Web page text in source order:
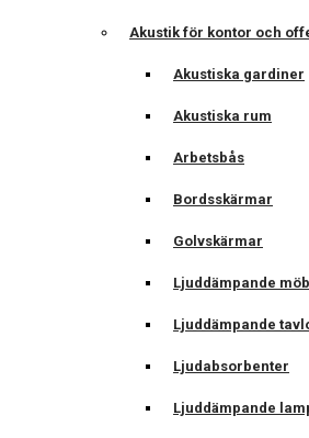
Akustik för kontor och
Akustiska gardiner
Akustiska rum
Arbetsbås
Bordsskärmar
Golvskärmar
Ljuddämpande
Ljuddämpande
Ljudabsorbenter
Ljuddämpande